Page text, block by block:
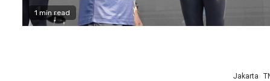
1 min read
Jakarta